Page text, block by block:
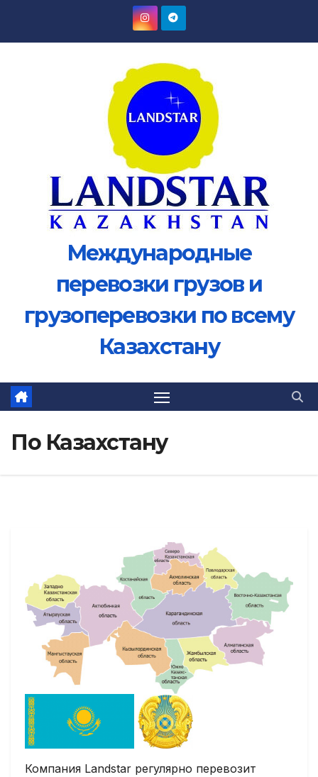
Международные
перевозки грузов и
грузоперевозки по всему
Казахстану
По Казахстану
Компания Landstar регулярно перевозит